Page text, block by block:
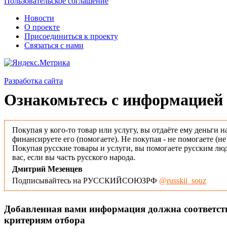
Новости
О проекте
Присоединиться к проекту
Связаться с нами
Разработка сайта
Ознакомьтесь с информацией
Покупая у кого-то товар или услугу, вы отдаёте ему деньги
финансируете его (помогаете). Не покупая - не помогаете
Покупая русские товары и услуги, вы помогаете русским
вас, если вы часть русского народа.
Дмитрий Мезенцев
Подписывайтесь на РУССКИЙСОЮЗРФ @russkii_souz
Добавленная вами информация должна
критериям отбора